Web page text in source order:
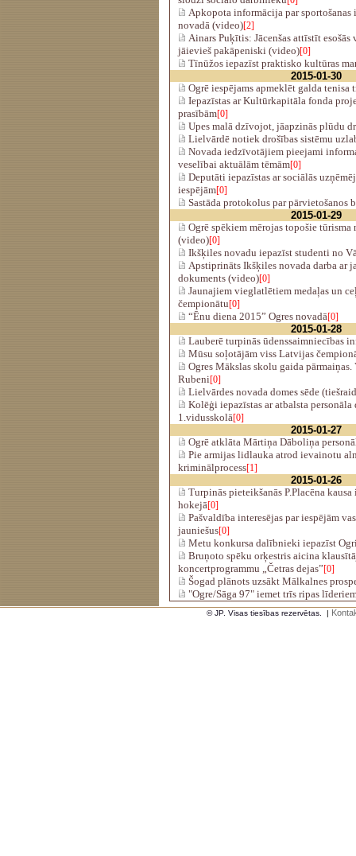
Apkopota informācija par sportošanas
novadā (video)[2]
Ainars Puķītis: Jācenšas attīstīt
jāievieš pakāpeniski (video)[0]
Tīnūžos iepazīst praktisko kultūras
2015-01-30
Ogrē iespējams apmeklēt galda tenisa
Iepazīstas ar Kultūrkapitāla fonda
prasībām[0]
Upes malā dzīvojot, jāapzinās plūdu
Lielvārdē notiek drošības sistēmu
Novada iedzīvotājiem pieejami
veselībai aktuālām tēmām[0]
Deputāti iepazīstas ar sociālās
iespējām[0]
Sastāda protokolus par pārvietošanos
2015-01-29
Ogrē spēkiem mērojas topošie tūrisma
(video)[0]
Ikšķiles novadu iepazīst studenti no
Apstiprināts Ikšķiles novada darba ar
dokuments (video)[0]
Jaunajiem vieglatlētiem medaļas un
čempionātu[0]
“Ēnu diena 2015” Ogres novadā[0]
2015-01-28
Lauberē turpinās ūdenssaimniecības
Mūsu soļotājām viss Latvijas
Ogres Mākslas skolu gaida
Rubeni[0]
Lielvārdes novada domes sēde
Kolēģi iepazīstas ar atbalsta personāla
1.vidusskolā[0]
2015-01-27
Ogrē atklāta Mārtiņa Dāboliņa
Pie armijas lidlauka atrod ievainotu
kriminālprocess[1]
2015-01-26
Turpinās pieteikšanās P.Placēna
hokejā[0]
Pašvaldība interesējas par iespējām
jauniešus[0]
Metu konkursa dalībnieki iepazīst
Bruņoto spēku orķestris aicina
koncertprogrammu „Četras dejas”[0]
Šogad plānots uzsākt Mālkalnes
"Ogre/Sāga 97" iemet trīs ripas
© JP. Visas tiesības rezervētas. |